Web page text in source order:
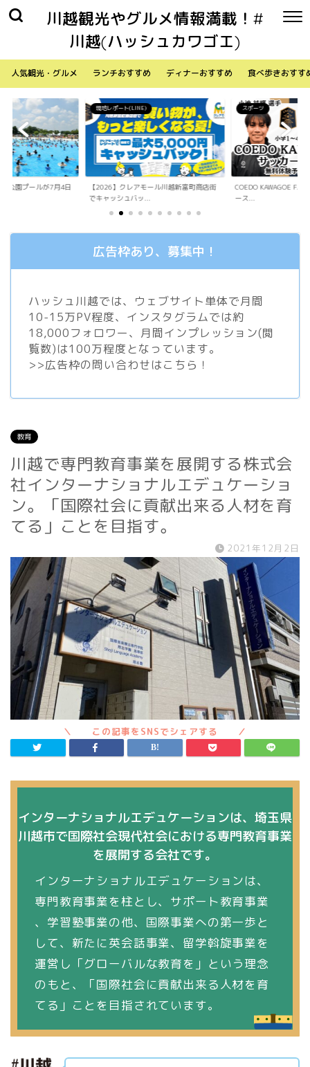
川越観光やグルメ情報満載！#
川越(ハッシュカワゴエ)
人気観光・グルメ ランチおすすめ ディナーおすすめ 食べ歩きおすす
ル川越新富町商店街
スポーツ
COEDO KAWAGOE F.Cが小学生向けサッカ
ース...
生活
「Sky Walker 7058」
内ア...
広告枠あり、募集中！
ハッシュ川越では、ウェブサイト単体で月間
10-15万PV程度、 インスタグラムでは約
18,000フォロワー、月間インプレッション(閲
覧数)は100万程度となっています。
>>広告枠の問い合わせはこちら！
教育
川越で専門教育事業を展開する株式会
社インターナショナルエデュケーショ
ン。「国際社会に貢献出来る人材を育
てる」ことを目指す。
2021年12月2日
インターナショナルエデュケーションは、埼玉県
川越市で国際社会現代社会における専門教育事業
を展開する会社です。
インターナショナルエデュケーションは、
専門教育事業を柱とし、サポート教育事業
、学習塾事業の他、国際事業への第一歩と
して、新たに英会話事業、留学斡旋事業を
運営し「グローバルな教育を」という理念
のもと、「国際社会に貢献出来る人材を育
てる」ことを目指されています。